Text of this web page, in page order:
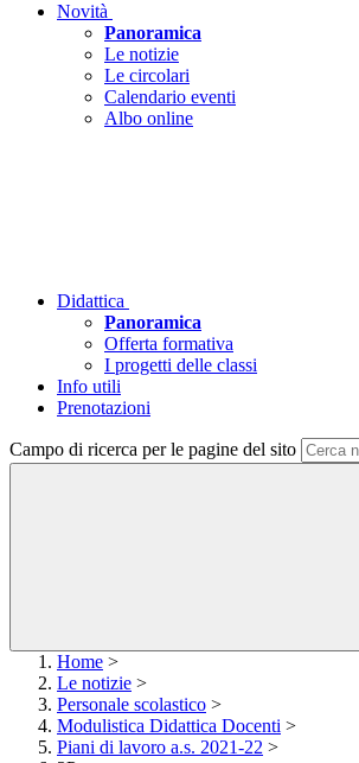
Novità
Panoramica
Le notizie
Le circolari
Calendario eventi
Albo online
Didattica
Panoramica
Offerta formativa
I progetti delle classi
Info utili
Prenotazioni
Campo di ricerca per le pagine del sito
Home >
Le notizie >
Personale scolastico >
Modulistica Didattica Docenti >
Piani di lavoro a.s. 2021-22 >